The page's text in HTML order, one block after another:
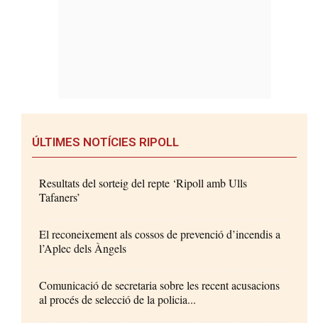
ÚLTIMES NOTÍCIES RIPOLL
Resultats del sorteig del repte ‘Ripoll amb Ulls
Tafaners’
El reconeixement als cossos de prevenció d’incendis a
l’Aplec dels Àngels
Comunicació de secretaria sobre les recent acusacions
al procés de selecció de la policia...